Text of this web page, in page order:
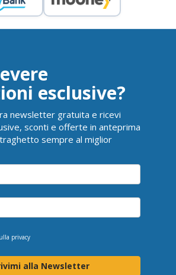
esclusive?
newsletter gratuita e ricevi
sconti e offerte in anteprima
sempre al miglior
privacy
alla Newsletter